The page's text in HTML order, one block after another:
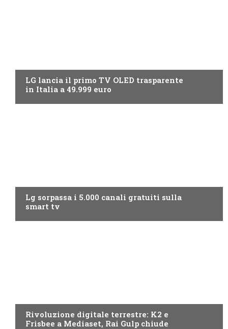
LG lancia il primo TV OLED trasparente
in Italia a 49.999 euro
Lg sorpassa i 5.000 canali gratuiti sulla
smart tv
Rivoluzione digitale terrestre: K2 e
Frisbee a Mediaset, Rai Gulp chiude